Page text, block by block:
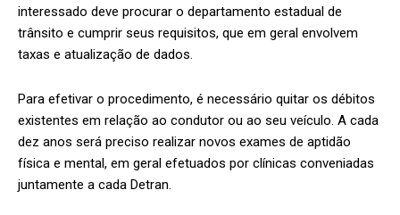
interessado deve procurar o departamento estadual de
trânsito e cumprir seus requisitos, que em geral envolvem
taxas e atualização de dados.
Para efetivar o procedimento, é necessário quitar os débitos
existentes em relação ao condutor ou ao seu veículo. A cada
dez anos será preciso realizar novos exames de aptidão
física e mental, em geral efetuados por clínicas conveniadas
juntamente a cada Detran.